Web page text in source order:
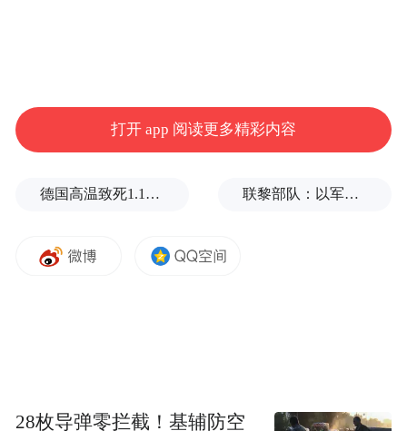
打开 app 阅读更多精彩内容
德国高温致死1.19万人，为2016年来最高纪录 联黎部队：以军单日向黎发射113枚炮弹
28枚导弹零拦截！基辅防空